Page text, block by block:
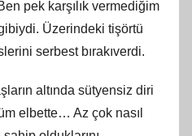
pek karşılık vermediğim
Üzerindeki tişörtü
serbest bırakıverdi.
altında sütyensiz diri
elbette… Az çok nasıl